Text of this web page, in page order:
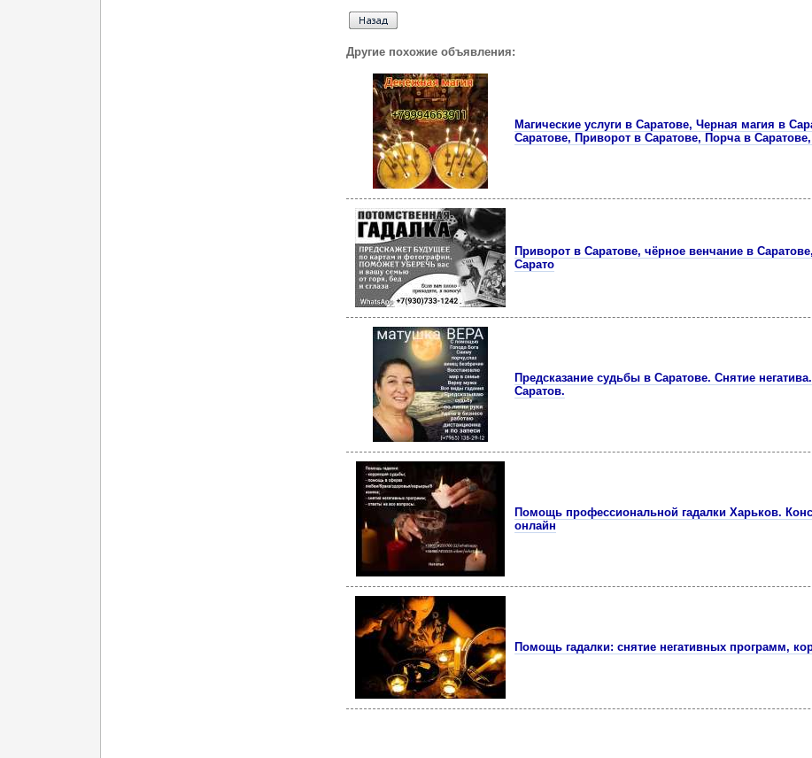
Другие похожие объявления:
Магические услуги в Саратове, Черная магия в
Саратове, Приворот в Саратове, Порча в
Приворот в Саратове, чёрное венчание в
Сарато
Предсказание судьбы в Саратове. Снятие
Саратов.
Помощь профессиональной гадалки Харьков.
онлайн
Помощь гадалки: снятие негативных программ,